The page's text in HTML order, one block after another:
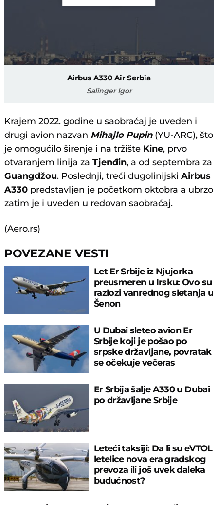
Airbus A330 Air Serbia
Salinger Igor
Krajem 2022. godine u saobraćaj je uveden i
drugi avion nazvan Mihajlo Pupin(YU-ARC), što
je omogućilo širenje i na tržište Kine, prvo
otvaranjem linija zaTjenđin, a od septembra za
Guangdžou. Poslednji, treći dugolinijskiAirbus
A330 predstavljen je početkom oktobra a ubrzo
zatim je i uveden u redovan saobraćaj.
(Aero.rs)
POVEZANE VESTI
Let Er Srbije iz Njujorka
preusmeren u Irsku: Ovo su
razlozi vanrednog sletanja u
Šenon
U Dubai sleteo avion Er
Srbije koji je pošao po
srpske državljane, povratak
se očekuje večeras
Er Srbija šalje A330 u Dubai
po državljane Srbije
Leteći taksiji: Da li su eVTOL
letelice nova era gradskog
prevoza ili još uvek daleka
budućnost?